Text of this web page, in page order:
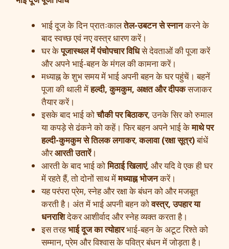
भाई दूज के दिन प्रातःकालतेल-उबटन से स्नानकरने के
बाद स्वच्छ एवं नए वस्त्र धारण करें।
घर केपूजास्थल में पंचोपचार विधिसे देवताओं की पूजा करें
और अपने भाई-बहन के मंगल की कामना करें।
मध्याह्न के शुभ समय में भाई अपनी बहन के घर पहुंचें। बहनें
पूजा की थाली मेंहल्दी, कुमकुम, अक्षत और दीपकसजाकर
तैयार करें।
इसके बाद भाई कोचौकी पर बिठाकर, उनके सिर को रुमाल
या कपड़े से ढंकने को कहें। फिर बहन अपने भाई केमाथे पर
हल्दी-कुमकुम से तिलक लगाकर,कलावा (रक्षा सूत्र)बांधें
औरआरती उतारें।
आरती के बाद भाई कोमिठाई खिलाएं, और यदि वे एक ही घर
में रहते हैं, तो दोनों साथ मेंमध्याह्न भोजनकरें।
यह परंपरा प्रेम, स्नेह और रक्षा के बंधन को और मजबूत
करती है। अंत में भाई अपनी बहन कोवस्त्र, उपहार या
धनराशिदेकर आशीर्वाद और स्नेह व्यक्त करता है।
इस तरहभाई दूज का त्योहारभाई-बहन के अटूट रिश्ते को
सम्मान, प्रेम और विश्वास के पवित्र बंधन में जोड़ता है।